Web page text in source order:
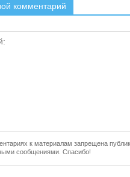
комментарий
к материалам запрещена
сообщениями. Спасибо!